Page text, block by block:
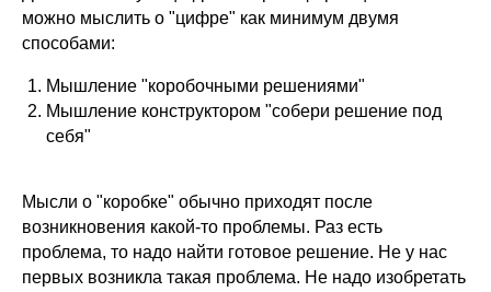
можно мыслить о "цифре" как минимум двумя
способами:
Мышление "коробочными решениями"
Мышление конструктором "собери решение под
себя"
Мысли о "коробке" обычно приходят после
возникновения какой-то проблемы. Раз есть
проблема, то надо найти готовое решение. Не у нас
первых возникла такая проблема. Не надо изобретать